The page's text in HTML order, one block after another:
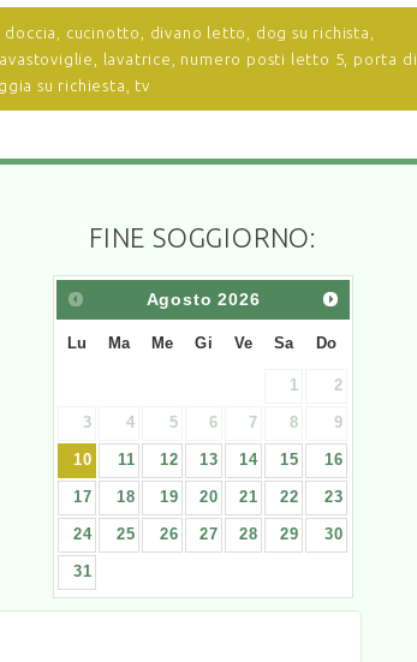
doccia, cucinotto, divano letto, dog su richista,
lavastoviglie, lavatrice, numero posti letto 5, porta di
su richiesta, tv
FINE SOGGIORNO:
Agosto 2026
Lu Ma Me Gi Ve Sa Do
1 2
3 4 5 6 7 8 9
10 11 12 13 14 15 16
17 18 19 20 21 22 23
24 25 26 27 28 29 30
31